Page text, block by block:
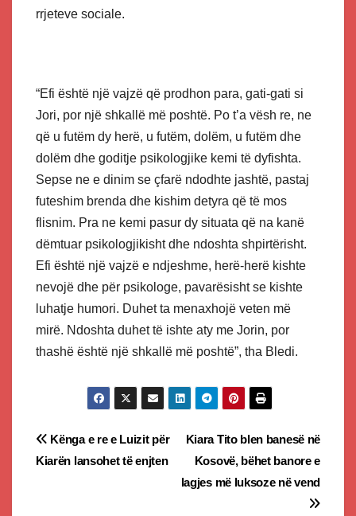
rrjeteve sociale.
“Efi është një vajzë që prodhon para, gati-gati si
Jori, por një shkallë më poshtë. Po t’a vësh re, ne
që u futëm dy herë, u futëm, dolëm, u futëm dhe
dolëm dhe goditje psikologjike kemi të dyfishta.
Sepse ne e dinim se çfarë ndodhte jashtë, pastaj
futeshim brenda dhe kishim detyra që të mos
flisnim. Pra ne kemi pasur dy situata që na kanë
dëmtuar psikologjikisht dhe ndoshta shpirtërisht.
Efi është një vajzë e ndjeshme, herë-herë kishte
nevojë dhe për psikologe, pavarësisht se kishte
luhatje humori. Duhet ta menaxhojë veten më
mirë. Ndoshta duhet të ishte aty me Jorin, por
thashë është një shkallë më poshtë”, tha Bledi.
Post
navigation
Kiara Tito blen banesë në
Kosovë, bëhet banore e
lagjes më luksoze në vend
Kënga e re e Luizit për
Kiarën lansohet të enjten